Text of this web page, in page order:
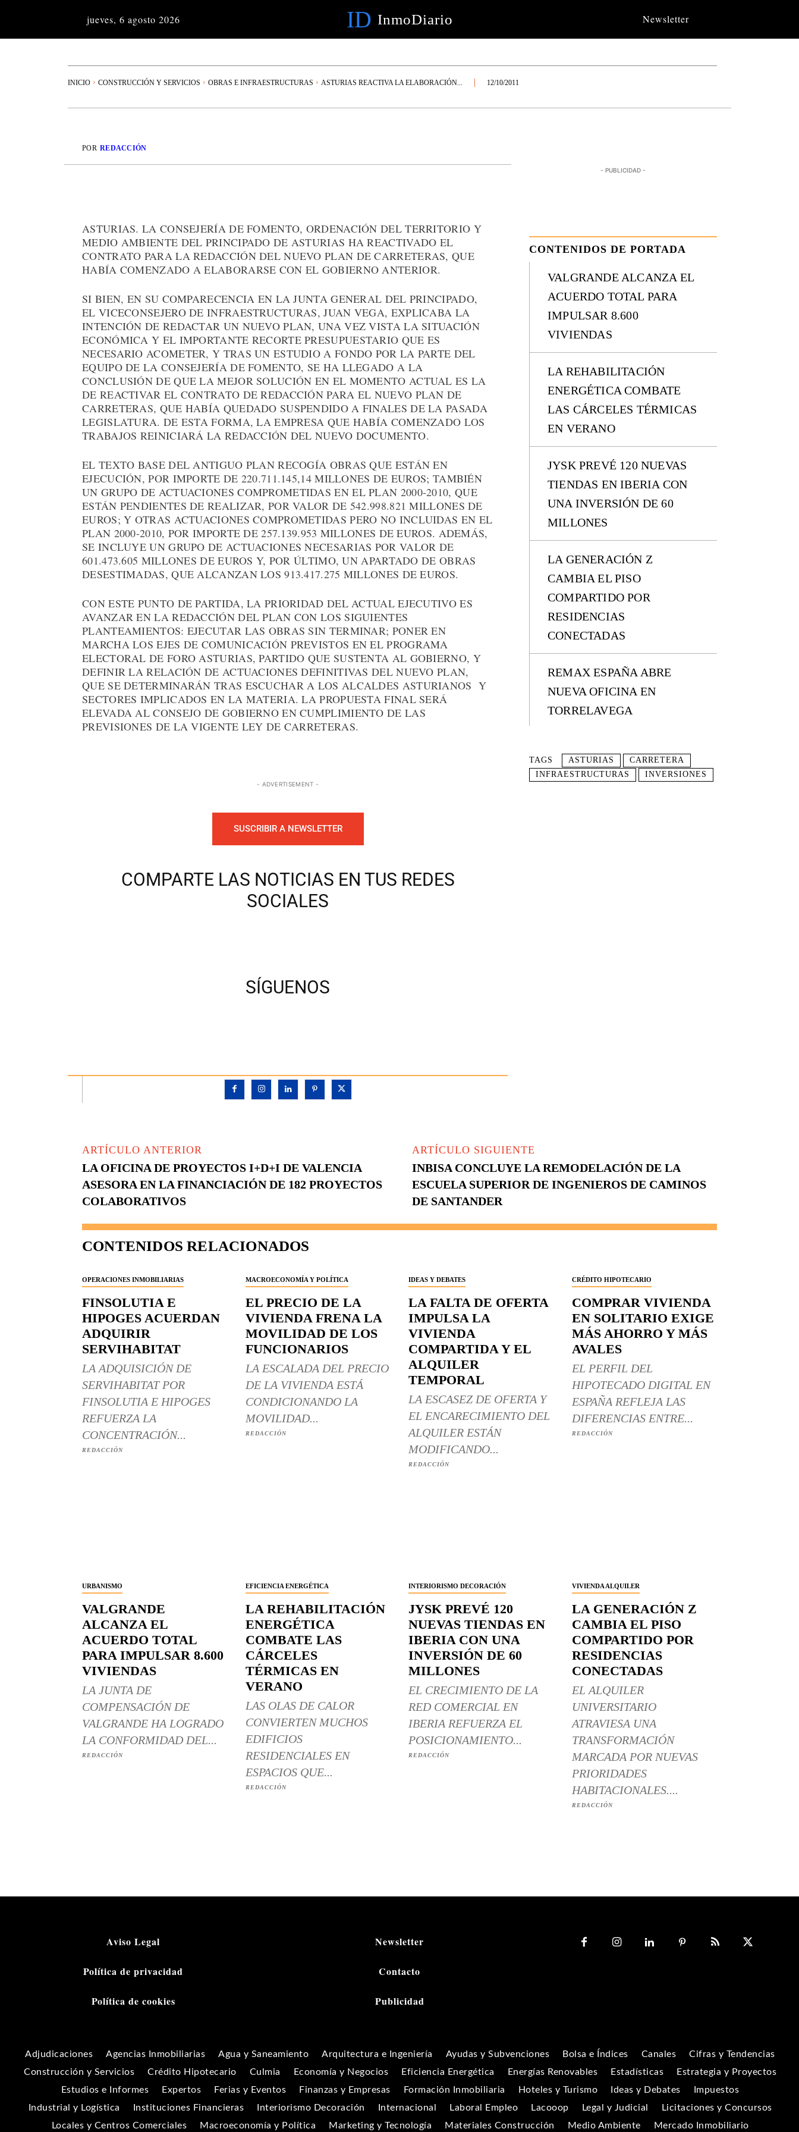
jueves, 6 agosto 2026 ID InmoDiario Newsletter
INICIO CONSTRUCCIÓN Y SERVICIOS OBRAS E INFRAESTRUCTURAS ASTURIAS REACTIVA LA ELABORACIÓN... 12/10/2011
POR REDACCIÓN
ASTURIAS. LA CONSEJERÍA DE FOMENTO, ORDENACIÓN DEL TERRITORIO Y
MEDIO AMBIENTE DEL PRINCIPADO DE ASTURIAS HA REACTIVADO EL
CONTRATO PARA LA REDACCIÓN DEL NUEVO PLAN DE CARRETERAS, QUE
HABÍA COMENZADO A ELABORARSE CON EL GOBIERNO ANTERIOR.
SI BIEN, EN SU COMPARECENCIA EN LA JUNTA GENERAL DEL PRINCIPADO,
EL VICECONSEJERO DE INFRAESTRUCTURAS, JUAN VEGA, EXPLICABA LA
INTENCIÓN DE REDACTAR UN NUEVO PLAN, UNA VEZ VISTA LA SITUACIÓN
ECONÓMICA Y EL IMPORTANTE RECORTE PRESUPUESTARIO QUE ES
NECESARIO ACOMETER, Y TRAS UN ESTUDIO A FONDO POR LA PARTE DEL
EQUIPO DE LA CONSEJERÍA DE FOMENTO, SE HA LLEGADO A LA
CONCLUSIÓN DE QUE LA MEJOR SOLUCIÓN EN EL MOMENTO ACTUAL ES LA
DE REACTIVAR EL CONTRATO DE REDACCIÓN PARA EL NUEVO PLAN DE
CARRETERAS, QUE HABÍA QUEDADO SUSPENDIDO A FINALES DE LA PASADA
LEGISLATURA. DE ESTA FORMA, LA EMPRESA QUE HABÍA COMENZADO LOS
TRABAJOS REINICIARÁ LA REDACCIÓN DEL NUEVO DOCUMENTO.
EL TEXTO BASE DEL ANTIGUO PLAN RECOGÍA OBRAS QUE ESTÁN EN
EJECUCIÓN, POR IMPORTE DE 220.711.145,14 MILLONES DE EUROS; TAMBIÉN
UN GRUPO DE ACTUACIONES COMPROMETIDAS EN EL PLAN 2000-2010, QUE
ESTÁN PENDIENTES DE REALIZAR, POR VALOR DE 542.998.821 MILLONES DE
EUROS; Y OTRAS ACTUACIONES COMPROMETIDAS PERO NO INCLUIDAS EN EL
PLAN 2000-2010, POR IMPORTE DE 257.139.953 MILLONES DE EUROS. ADEMÁS,
SE INCLUYE UN GRUPO DE ACTUACIONES NECESARIAS POR VALOR DE
601.473.605 MILLONES DE EUROS Y, POR ÚLTIMO, UN APARTADO DE OBRAS
DESESTIMADAS, QUE ALCANZAN LOS 913.417.275 MILLONES DE EUROS.
CON ESTE PUNTO DE PARTIDA, LA PRIORIDAD DEL ACTUAL EJECUTIVO ES
AVANZAR EN LA REDACCIÓN DEL PLAN CON LOS SIGUIENTES
PLANTEAMIENTOS: EJECUTAR LAS OBRAS SIN TERMINAR; PONER EN
MARCHA LOS EJES DE COMUNICACIÓN PREVISTOS EN EL PROGRAMA
ELECTORAL DE FORO ASTURIAS, PARTIDO QUE SUSTENTA AL GOBIERNO, Y
DEFINIR LA RELACIÓN DE ACTUACIONES DEFINITIVAS DEL NUEVO PLAN,
QUE SE DETERMINARÁN TRAS ESCUCHAR A LOS ALCALDES ASTURIANOS Y
SECTORES IMPLICADOS EN LA MATERIA. LA PROPUESTA FINAL SERÁ
ELEVADA AL CONSEJO DE GOBIERNO EN CUMPLIMIENTO DE LAS
PREVISIONES DE LA VIGENTE LEY DE CARRETERAS.
- ADVERTISEMENT -
SUSCRIBIR A NEWSLETTER
COMPARTE LAS NOTICIAS EN TUS REDES
SOCIALES
SÍGUENOS
- PUBLICIDAD -
CONTENIDOS DE PORTADA
VALGRANDE ALCANZA EL
ACUERDO TOTAL PARA
IMPULSAR 8.600
VIVIENDAS
LA REHABILITACIÓN
ENERGÉTICA COMBATE
LAS CÁRCELES TÉRMICAS
EN VERANO
JYSK PREVÉ 120 NUEVAS
TIENDAS EN IBERIA CON
UNA INVERSIÓN DE 60
MILLONES
LA GENERACIÓN Z
CAMBIA EL PISO
COMPARTIDO POR
RESIDENCIAS
CONECTADAS
REMAX ESPAÑA ABRE
NUEVA OFICINA EN
TORRELAVEGA
TAGS ASTURIAS
CARRETERA
INFRAESTRUCTURAS
INVERSIONES
ARTÍCULO ANTERIOR
LA OFICINA DE PROYECTOS I+D+I DE VALENCIA
ASESORA EN LA FINANCIACIÓN DE 182 PROYECTOS
COLABORATIVOS
ARTÍCULO SIGUIENTE
INBISA CONCLUYE LA REMODELACIÓN DE LA
ESCUELA SUPERIOR DE INGENIEROS DE CAMINOS
DE SANTANDER
CONTENIDOS RELACIONADOS
OPERACIONES INMOBILIARIAS
FINSOLUTIA E
HIPOGES ACUERDAN
ADQUIRIR
SERVIHABITAT
LA ADQUISICIÓN DE
SERVIHABITAT POR
FINSOLUTIA E HIPOGES
REFUERZA LA
CONCENTRACIÓN...
REDACCIÓN
MACROECONOMÍA Y POLÍTICA
EL PRECIO DE LA
VIVIENDA FRENA LA
MOVILIDAD DE LOS
FUNCIONARIOS
LA ESCALADA DEL PRECIO
DE LA VIVIENDA ESTÁ
CONDICIONANDO LA
MOVILIDAD...
REDACCIÓN
IDEAS Y DEBATES
LA FALTA DE OFERTA
IMPULSA LA
VIVIENDA
COMPARTIDA Y EL
ALQUILER
TEMPORAL
LA ESCASEZ DE OFERTA Y
EL ENCARECIMIENTO DEL
ALQUILER ESTÁN
MODIFICANDO...
REDACCIÓN
CRÉDITO HIPOTECARIO
COMPRAR VIVIENDA
EN SOLITARIO EXIGE
MÁS AHORRO Y MÁS
AVALES
EL PERFIL DEL
HIPOTECADO DIGITAL EN
ESPAÑA REFLEJA LAS
DIFERENCIAS ENTRE...
REDACCIÓN
URBANISMO
VALGRANDE
ALCANZA EL
ACUERDO TOTAL
PARA IMPULSAR 8.600
VIVIENDAS
LA JUNTA DE
COMPENSACIÓN DE
VALGRANDE HA LOGRADO
LA CONFORMIDAD DEL...
REDACCIÓN
EFICIENCIA ENERGÉTICA
LA REHABILITACIÓN
ENERGÉTICA
COMBATE LAS
CÁRCELES
TÉRMICAS EN
VERANO
LAS OLAS DE CALOR
CONVIERTEN MUCHOS
EDIFICIOS
RESIDENCIALES EN
ESPACIOS QUE...
REDACCIÓN
INTERIORISMO DECORACIÓN
JYSK PREVÉ 120
NUEVAS TIENDAS EN
IBERIA CON UNA
INVERSIÓN DE 60
MILLONES
EL CRECIMIENTO DE LA
RED COMERCIAL EN
IBERIA REFUERZA EL
POSICIONAMIENTO...
REDACCIÓN
VIVIENDA ALQUILER
LA GENERACIÓN Z
CAMBIA EL PISO
COMPARTIDO POR
RESIDENCIAS
CONECTADAS
EL ALQUILER
UNIVERSITARIO
ATRAVIESA UNA
TRANSFORMACIÓN
MARCADA POR NUEVAS
PRIORIDADES
HABITACIONALES....
REDACCIÓN
Aviso Legal
Política de privacidad
Política de cookies
Newsletter
Contacto
Publicidad
Adjudicaciones Agencias Inmobiliarias Agua y Saneamiento Arquitectura e Ingeniería Ayudas y Subvenciones Bolsa e Índices Canales
Cifras y Tendencias
Construcción y Servicios
Crédito Hipotecario Culmia Economía y Negocios Eficiencia Energética Energías Renovables Estadísticas
Estrategia y Proyectos
Estudios e Informes
Expertos Ferias y Eventos Finanzas y Empresas Formación Inmobiliaria Hoteles y Turismo Ideas y Debates
Impuestos
Industrial y Logística
Instituciones Financieras Interiorismo Decoración Internacional Laboral Empleo Lacooop Legal y Judicial
Licitaciones y Concursos
Locales y Centros Comerciales
Macroeconomía y Política Marketing y Tecnología Materiales Construcción Medio Ambiente Mercado Inmobiliario